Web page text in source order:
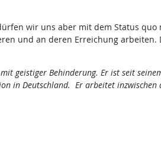
wir uns aber mit dem Status
und an deren Erreichung
geistiger Behinderung. Er ist seit
in Deutschland. Er arbeitet